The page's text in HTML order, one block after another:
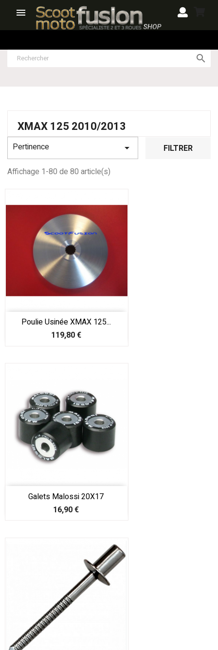


XMAX 125 2010/2013
Pertinence  FILTRER
Affichage 1-80 de 80 article(s)
Poulie Usinée XMAX 125...
Prix
119,80 €
Galets Malossi 20X17
Prix
16,90 €